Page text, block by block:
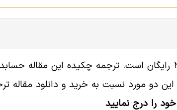
فایل انگلیسی این مقاله با شناسه 2004584 رایگان است. ترجمه
دو مورد نسبت به خرید و دانلود مقاله
را درج نمایید